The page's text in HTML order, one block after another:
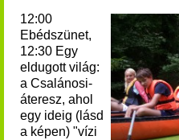
12:00
Ebédszünet,
12:30 Egy
eldugott világ:
a Csalánosi-
áteresz, ahol
egy ideig (lásd
a képen) "vízi